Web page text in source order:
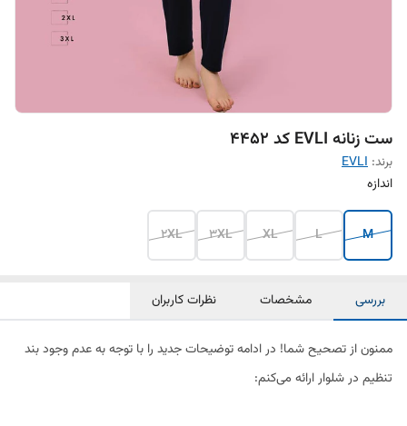
ست زنانه EVLI کد 4452
برند: EVLI
اندازه
M
L
XL
3XL
2XL
بررسی مشخصات نظرات کاربران
ممنون از تصحیح شما! در ادامه توضیحات جدید را با توجه به عدم وجود بند
تنظیم در شلوار ارائه می‌کنم: